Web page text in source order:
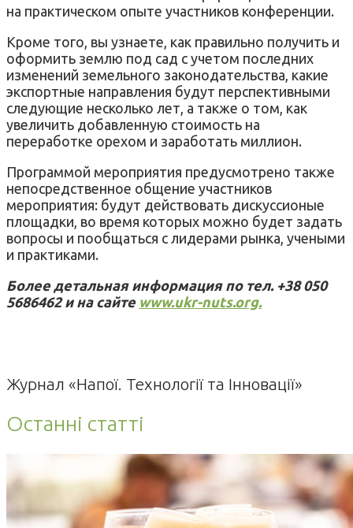
на практическом опыте участников конференции.
Кроме того, вы узнаете, как правильно получить и
оформить землю под сад с учетом последних
изменений земельного законодательства, какие
экспортные направления будут перспективными
следующие несколько лет, а также о том, как
увеличить добавленную стоимость на
переработке орехом и заработать миллион.
Программой мероприятия предусмотрено также
непосредственное общение участников
мероприятия: будут действовать дискуссионые
площадки, во время которых можно будет задать
вопросы и пообщаться с лидерами рынка, учеными
и практиками.
Более детальная информация по тел. +38 050
5686462 и на сайте www.ukr-nuts.org.
Журнал «Напої. Технології та Інновації»
Останні статті